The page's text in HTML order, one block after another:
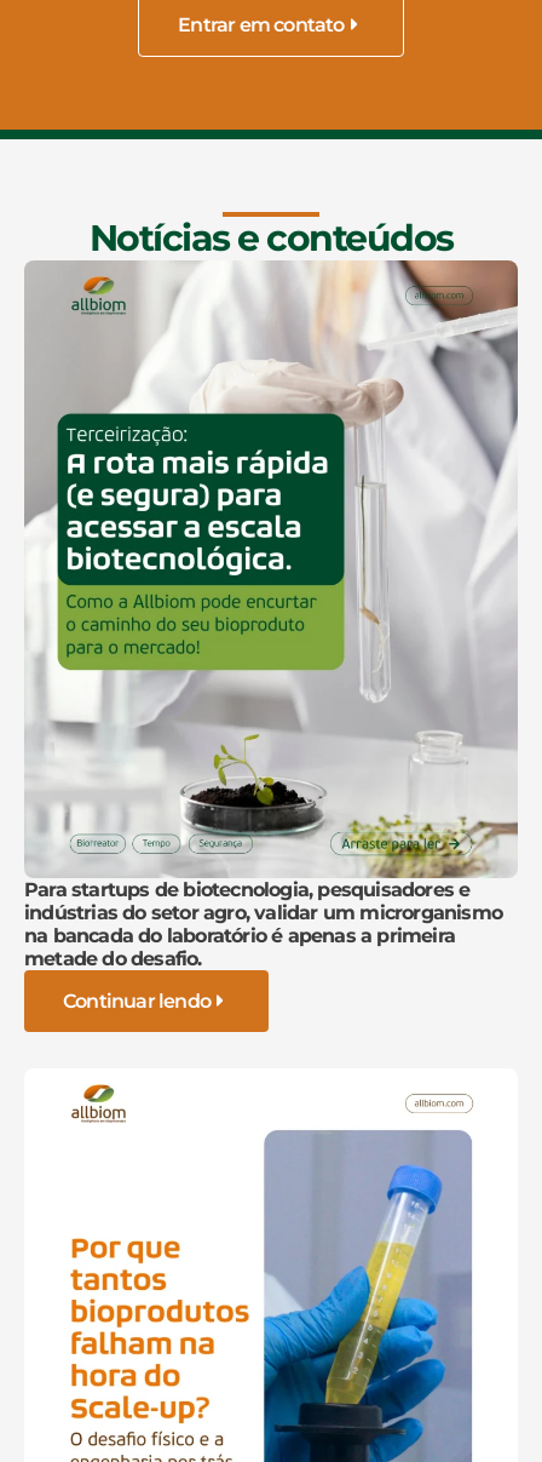
Entrar em contato
Notícias e conteúdos
Para startups de biotecnologia, pesquisadores e
indústrias do setor agro, validar um microrganismo
na bancada do laboratório é apenas a primeira
metade do desafio.
Continuar lendo